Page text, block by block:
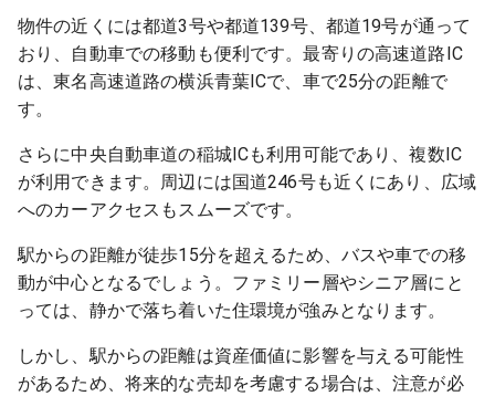
物件の近くには都道3号や都道139号、都道19号が通って
おり、自動車での移動も便利です。最寄りの高速道路IC
は、東名高速道路の横浜青葉ICで、車で25分の距離で
す。
さらに中央自動車道の稲城ICも利用可能であり、複数IC
が利用できます。周辺には国道246号も近くにあり、広域
へのカーアクセスもスムーズです。
駅からの距離が徒歩15分を超えるため、バスや車での移
動が中心となるでしょう。ファミリー層やシニア層にと
っては、静かで落ち着いた住環境が強みとなります。
しかし、駅からの距離は資産価値に影響を与える可能性
があるため、将来的な売却を考慮する場合は、注意が必